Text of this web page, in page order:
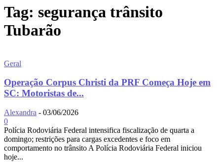
Tag: segurança trânsito
Tubarão
Geral
Operação Corpus Christi da PRF Começa Hoje em
SC: Motoristas de...
Alexandra - 03/06/2026
0
Polícia Rodoviária Federal intensifica fiscalização de quarta a
domingo; restrições para cargas excedentes e foco em
comportamento no trânsito A Polícia Rodoviária Federal iniciou
hoje...